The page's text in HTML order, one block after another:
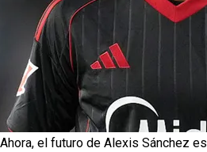
Ahora, el futuro de Alexis Sánchez